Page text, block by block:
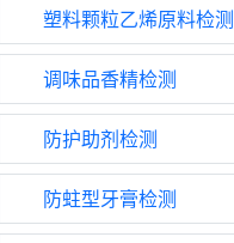
塑料颗粒乙烯原料检测
调味品香精检测
防护助剂检测
防蛀型牙膏检测